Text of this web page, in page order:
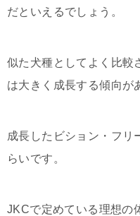
だといえるでしょう。
似た犬種としてよく比較
は大きく成長する傾向が
成長したビション・フリ
らいです。
JKCで定めている理想の